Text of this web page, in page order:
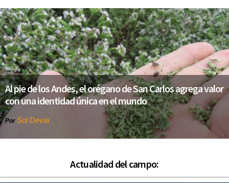
Al pie de los Andes, el orégano de San Carlos agrega valor
con una identidad única en el mundo
Por Sol Devia
Actualidad del campo: